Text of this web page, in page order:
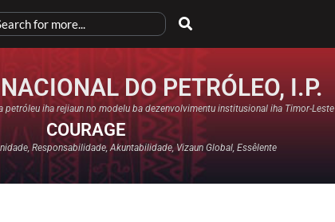
DO PETRÓLEO, I.P.
petróleu iha rejiaun no modelu ba dezenvolvimentu institusional iha Timor-Leste
COURAGE
Responsabilidade, Akuntabilidade, Vizaun Global, Essêlente